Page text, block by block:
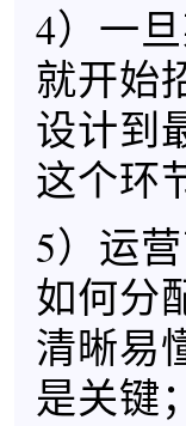
4）一
就开始
设计到
这个环
5）运
如何分
清晰易
是关键；